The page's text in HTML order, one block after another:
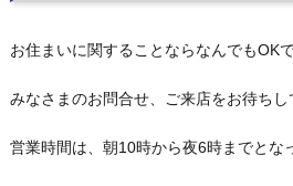
お住まいに関することならなんでもOK
みなさまのお問合せ、ご来店をお待ちし
営業時間は、朝10時から夜6時までとな